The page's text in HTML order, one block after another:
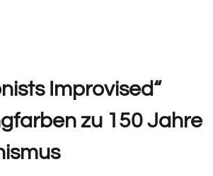
Improvised“
zu 150 Jahre